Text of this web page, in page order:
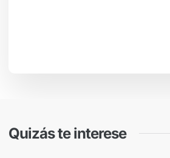
Quizás te interese